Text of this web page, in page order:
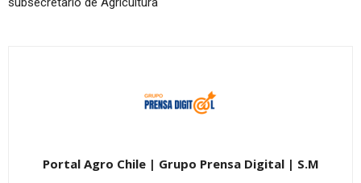
Portal Agro Chile | Grupo Prensa Digital | S.M